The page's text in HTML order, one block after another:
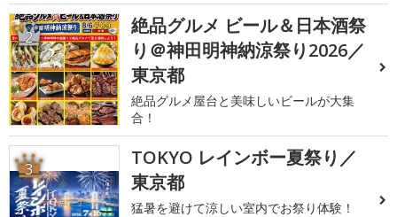
2
絶品グルメ ビール＆日本酒祭
り＠神田明神納涼祭り2026／
東京都
絶品グルメ屋台と美味しいビールが大集
合！
3
TOKYO レインボー夏祭り／
東京都
猛暑を避けて涼しい室内でお祭り体験！